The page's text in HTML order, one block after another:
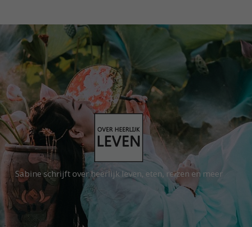
Sabine schrijft over heerlijk leven, eten, reizen en meer